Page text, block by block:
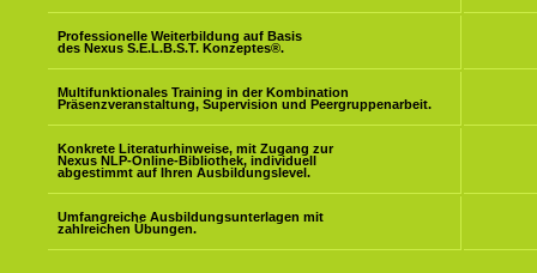
Professionelle Weiterbildung auf Basis
des Nexus S.E.L.B.S.T. Konzeptes®.
Multifunktionales Training in der Kombination
Präsenzveranstaltung, Supervision und Peergruppenarbeit.
Konkrete Literaturhinweise, mit Zugang zur
Nexus NLP-Online-Bibliothek, individuell
abgestimmt auf Ihren Ausbildungslevel.
Umfangreiche Ausbildungsunterlagen mit
zahlreichen Übungen.